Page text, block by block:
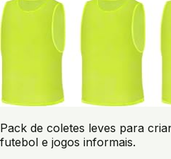
Pack de coletes leves para
futebol e jogos informais.